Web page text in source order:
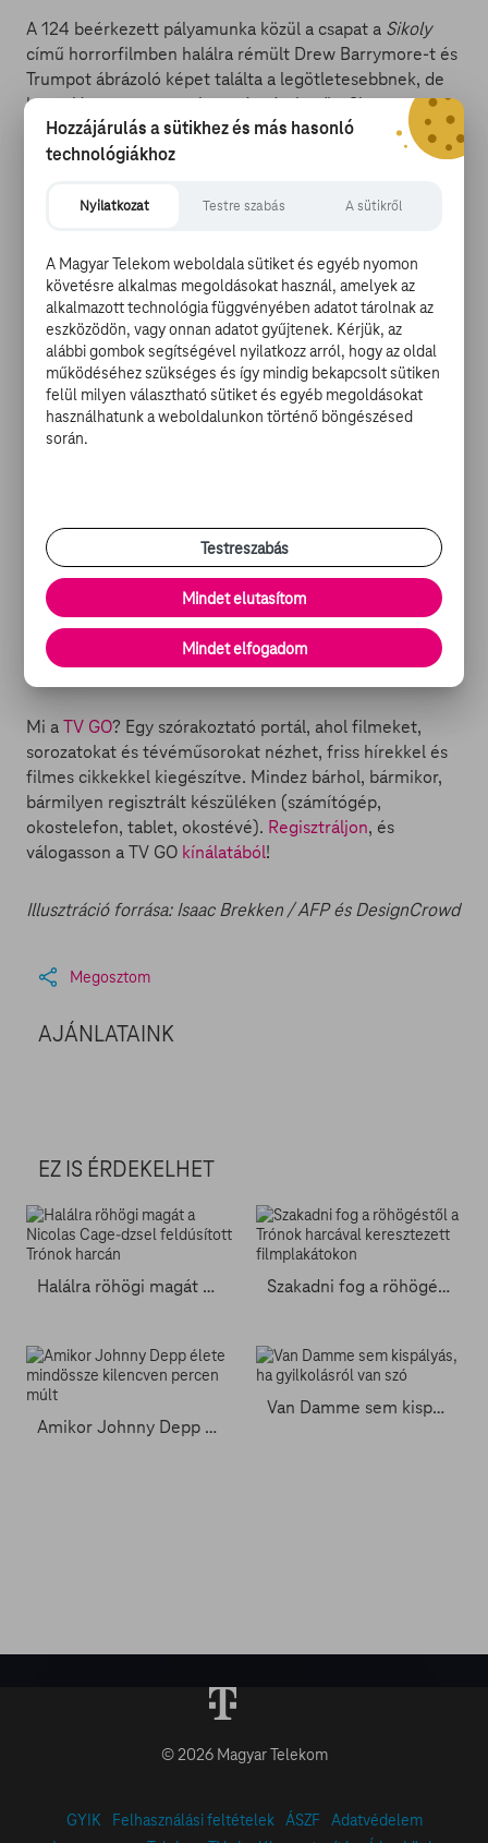
A 124 beérkezett pályamunka közül a csapat a Sikoly
című horrorfilmben halálra rémült Drew Barrymore-t és
Trumpot ábrázoló képet találta a legötletesebbnek, de
hasonlóan egyszerre vicces és rémisztő a Sigourney
Weaver arcához közelítő nyálkás Trump kompozíció is.
is, és a Photoshop, valamint Trump arcának segítségével
valóban sikerült az amúgy is szörnyen ijesztő
szellemikreket még rémisztőbbé formálni. A
gyanútlanul úszkáló nőre a mélyből leső Trump-cápa
pedig maga a tökéletes rémálom.
HORRORFILMEK A TV GO-N:
A kihalás szélén
A Lazarus hatás
A lány és a farkas
Halálhegy - A Dyatlov-rejtély
Mi aTV GO? Egy szórakoztató portál, ahol filmeket,
sorozatokat és tévéműsorokat nézhet, friss hírekkel és
filmes cikkekkel kiegészítve. Mindez bárhol, bármikor,
bármilyen regisztrált készüléken (számítógép,
okostelefon, tablet, okostévé). Regisztráljon, és
válogasson a TV GO kínálatából!
Illusztráció forrása: Isaac Brekken / AFP és DesignCrowd
Megosztom
AJÁNLATAINK
EZ IS ÉRDEKELHET
Halálra röhögi magát a Nicolas Cage-dzsel feldúsított Trónok harcán Szakadni fog a röhögéstől a Trónok harcával keresztezett filmplakátokon
Amikor Johnny Depp élete mindössze kilencven percen múlt
Van Damme sem kispályás, ha gyilkolásról van szó
© 2026 Magyar Telekom
GYIK Felhasználási feltételek ÁSZF
Adatvédelem
Hozzájárulás a sütikhez és más hasonló
technológiákhoz
Nyilatkozat Testre szabás A sütikről
A Magyar Telekom weboldala sütiket és egyéb nyomon
követésre alkalmas megoldásokat használ, amelyek az
alkalmazott technológia függvényében adatot tárolnak az
eszközödön, vagy onnan adatot gyűjtenek. Kérjük, az
alábbi gombok segítségével nyilatkozz arról, hogy az oldal
működéséhez szükséges és így mindig bekapcsolt sütiken
felül milyen választható sütiket és egyéb megoldásokat
használhatunk a weboldalunkon történő böngészésed
során.
Testreszabás
Mindet elutasítom
Mindet elfogadom